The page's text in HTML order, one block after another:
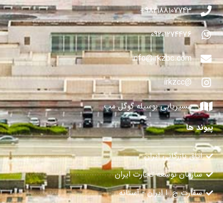
982188107743+
09201274476
info@irkzbc.com
@irkzcc
مسیریابی بوسیله گوگل مپ
پیوند ها
اتاق بازرگانی ایران
سازمان توسعه تجارت ایران
سفارت ج. ا ایران - آستانه